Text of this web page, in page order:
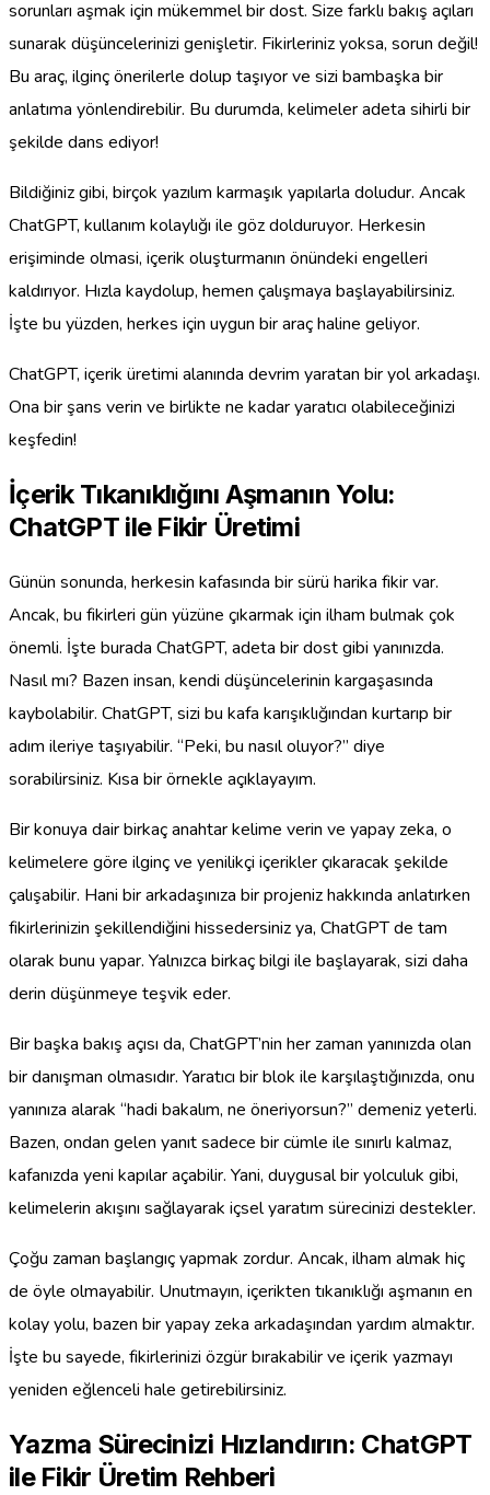
sorunları aşmak için mükemmel bir dost. Size farklı bakış açıları
sunarak düşüncelerinizi genişletir. Fikirleriniz yoksa, sorun değil!
Bu araç, ilginç önerilerle dolup taşıyor ve sizi bambaşka bir
anlatıma yönlendirebilir. Bu durumda, kelimeler adeta sihirli bir
şekilde dans ediyor!
Bildiğiniz gibi, birçok yazılım karmaşık yapılarla doludur. Ancak
ChatGPT, kullanım kolaylığı ile göz dolduruyor. Herkesin
erişiminde olmasi, içerik oluşturmanın önündeki engelleri
kaldırıyor. Hızla kaydolup, hemen çalışmaya başlayabilirsiniz.
İşte bu yüzden, herkes için uygun bir araç haline geliyor.
ChatGPT, içerik üretimi alanında devrim yaratan bir yol arkadaşı.
Ona bir şans verin ve birlikte ne kadar yaratıcı olabileceğinizi
keşfedin!
İçerik Tıkanıklığını Aşmanın Yolu:
ChatGPT ile Fikir Üretimi
Günün sonunda, herkesin kafasında bir sürü harika fikir var.
Ancak, bu fikirleri gün yüzüne çıkarmak için ilham bulmak çok
önemli. İşte burada ChatGPT, adeta bir dost gibi yanınızda.
Nasıl mı? Bazen insan, kendi düşüncelerinin kargaşasında
kaybolabilir. ChatGPT, sizi bu kafa karışıklığından kurtarıp bir
adım ileriye taşıyabilir. “Peki, bu nasıl oluyor?” diye
sorabilirsiniz. Kısa bir örnekle açıklayayım.
Bir konuya dair birkaç anahtar kelime verin ve yapay zeka, o
kelimelere göre ilginç ve yenilikçi içerikler çıkaracak şekilde
çalışabilir. Hani bir arkadaşınıza bir projeniz hakkında anlatırken
fikirlerinizin şekillendiğini hissedersiniz ya, ChatGPT de tam
olarak bunu yapar. Yalnızca birkaç bilgi ile başlayarak, sizi daha
derin düşünmeye teşvik eder.
Bir başka bakış açısı da, ChatGPT’nin her zaman yanınızda olan
bir danışman olmasıdır. Yaratıcı bir blok ile karşılaştığınızda, onu
yanınıza alarak “hadi bakalım, ne öneriyorsun?” demeniz yeterli.
Bazen, ondan gelen yanıt sadece bir cümle ile sınırlı kalmaz,
kafanızda yeni kapılar açabilir. Yani, duygusal bir yolculuk gibi,
kelimelerin akışını sağlayarak içsel yaratım sürecinizi destekler.
Çoğu zaman başlangıç yapmak zordur. Ancak, ilham almak hiç
de öyle olmayabilir. Unutmayın, içerikten tıkanıklığı aşmanın en
kolay yolu, bazen bir yapay zeka arkadaşından yardım almaktır.
İşte bu sayede, fikirlerinizi özgür bırakabilir ve içerik yazmayı
yeniden eğlenceli hale getirebilirsiniz.
Yazma Sürecinizi Hızlandırın: ChatGPT
ile Fikir Üretim Rehberi